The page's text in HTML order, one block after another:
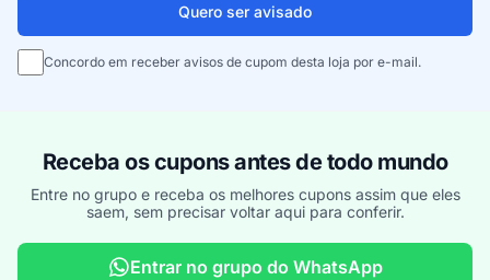
Quero ser avisado
Concordo em receber avisos de cupom desta loja por e-mail.
Receba os cupons antes de todo mundo
Entre no grupo e receba os melhores cupons assim que eles
saem, sem precisar voltar aqui para conferir.
Entrar no grupo do WhatsApp